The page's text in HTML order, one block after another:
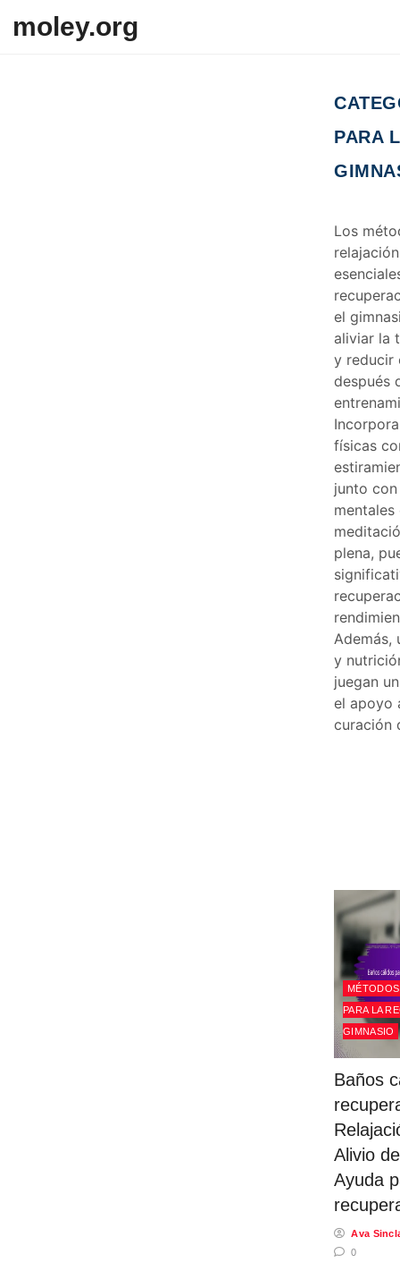
moley.org
PARA
Los
el
aliviar la
y reducir
después
físicas
junto
plena,
Además,
y
juegan
el apoyo
curación
PARA LA
GIMNASIO
Baños
Alivio
Ayuda
Ava
0